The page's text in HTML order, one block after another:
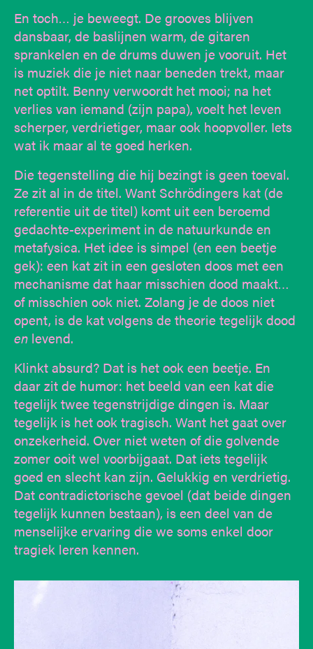
En toch… je beweegt. De grooves blijven
dansbaar, de baslijnen warm, de gitaren
sprankelen en de drums duwen je vooruit. Het
is muziek die je niet naar beneden trekt, maar
net optilt. Benny verwoordt het mooi; na het
verlies van iemand (zijn papa), voelt het leven
scherper, verdrietiger, maar ook hoopvoller. Iets
wat ik maar al te goed herken.
Die tegenstelling die hij bezingt is geen toeval.
Ze zit al in de titel. Want Schrödingers kat (de
referentie uit de titel) komt uit een beroemd
gedachte-experiment in de natuurkunde en
metafysica. Het idee is simpel (en een beetje
gek): een kat zit in een gesloten doos met een
mechanisme dat haar misschien dood maakt…
of misschien ook niet. Zolang je de doos niet
opent, is de kat volgens de theorie tegelijk dood
en levend.
Klinkt absurd? Dat is het ook een beetje. En
daar zit de humor: het beeld van een kat die
tegelijk twee tegenstrijdige dingen is. Maar
tegelijk is het ook tragisch. Want het gaat over
onzekerheid. Over niet weten of die golvende
zomer ooit wel voorbijgaat. Dat iets tegelijk
goed en slecht kan zijn. Gelukkig en verdrietig.
Dat contradictorische gevoel (dat beide dingen
tegelijk kunnen bestaan), is een deel van de
menselijke ervaring die we soms enkel door
tragiek leren kennen.